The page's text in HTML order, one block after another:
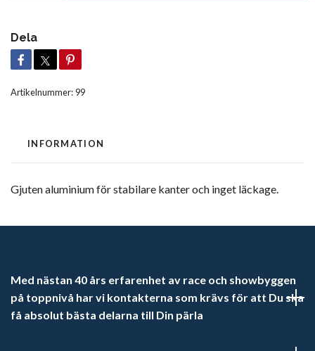
Dela
Artikelnummer:99
INFORMATION
Gjuten aluminium för stabilare kanter och inget läckage.
Med nästan 40 års erfarenhet av race och showbyggen
på toppnivå har vi kontakterna som krävs för att Du ska
få absolut bästa delarna till Din pärla